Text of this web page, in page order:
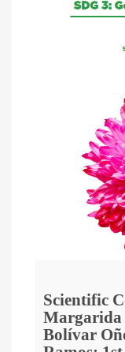
Scientific
Margarida
Bolívar